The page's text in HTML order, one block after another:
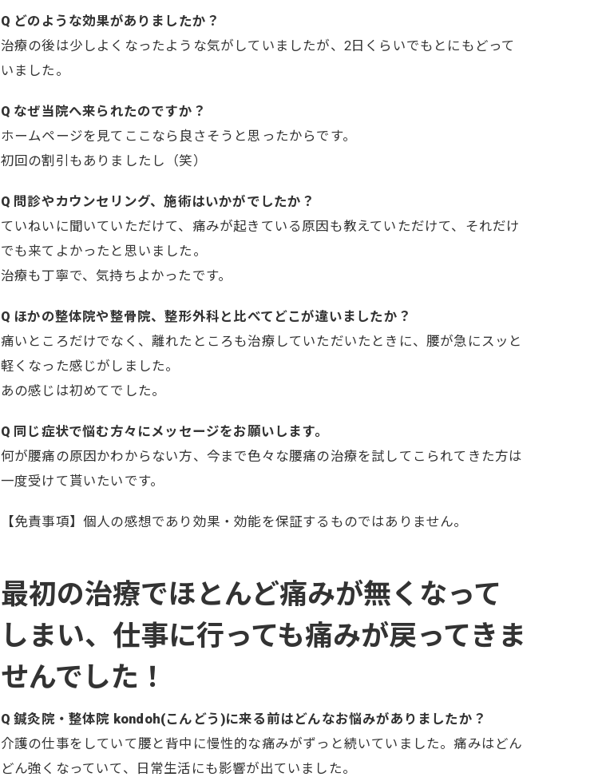
Q どのような効果がありましたか？
治療の後は少しよくなったような気がしていましたが、2日くらいでもとにもどって
いました。
Q なぜ当院へ来られたのですか？
ホームページを見てここなら良さそうと思ったからです。
初回の割引もありましたし（笑）
Q 問診やカウンセリング、施術はいかがでしたか？
ていねいに聞いていただけて、痛みが起きている原因も教えていただけて、それだけ
でも来てよかったと思いました。
治療も丁寧で、気持ちよかったです。
Q ほかの整体院や整骨院、整形外科と比べてどこが違いましたか？
痛いところだけでなく、離れたところも治療していただいたときに、腰が急にスッと
軽くなった感じがしました。
あの感じは初めてでした。
Q 同じ症状で悩む方々にメッセージをお願いします。
何が腰痛の原因かわからない方、今まで色々な腰痛の治療を試してこられてきた方は
一度受けて貰いたいです。
【免責事項】個人の感想であり効果・効能を保証するものではありません。
最初の治療でほとんど痛みが無くなって
しまい、仕事に行っても痛みが戻ってきま
せんでした！
Q 鍼灸院・整体院 kondoh(こんどう)に来る前はどんなお悩みがありましたか？
介護の仕事をしていて腰と背中に慢性的な痛みがずっと続いていました。痛みはどん
どん強くなっていて、日常生活にも影響が出ていました。